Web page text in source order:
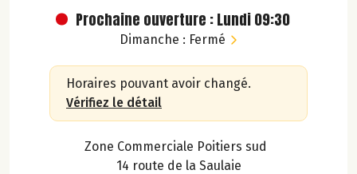
Prochaine ouverture : Lundi 09:30
Dimanche : Fermé
Horaires pouvant avoir changé.
Vérifiez le détail
Zone Commerciale Poitiers sud
14 route de la Saulaie